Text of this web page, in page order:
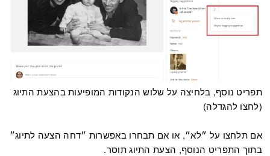
תפריט נוסף, בלחיצה על שלוש הנקודות המופיעות בהצעת התיוג
(לחצו להגדלה)
אם תלחצו על ״לא״, או אם תבחרו באפשרות ״דחה הצעה לתיוג״
בתוך התפריט הנוסף, הצעת התיוג תוסר.